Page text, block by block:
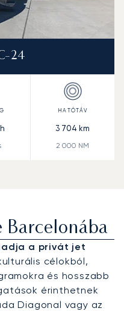
24
3 704 km
2 000 NM
Barcelonába
a privát jet
célokból,
és hosszabb
érinthetnek
Diagonal vagy az